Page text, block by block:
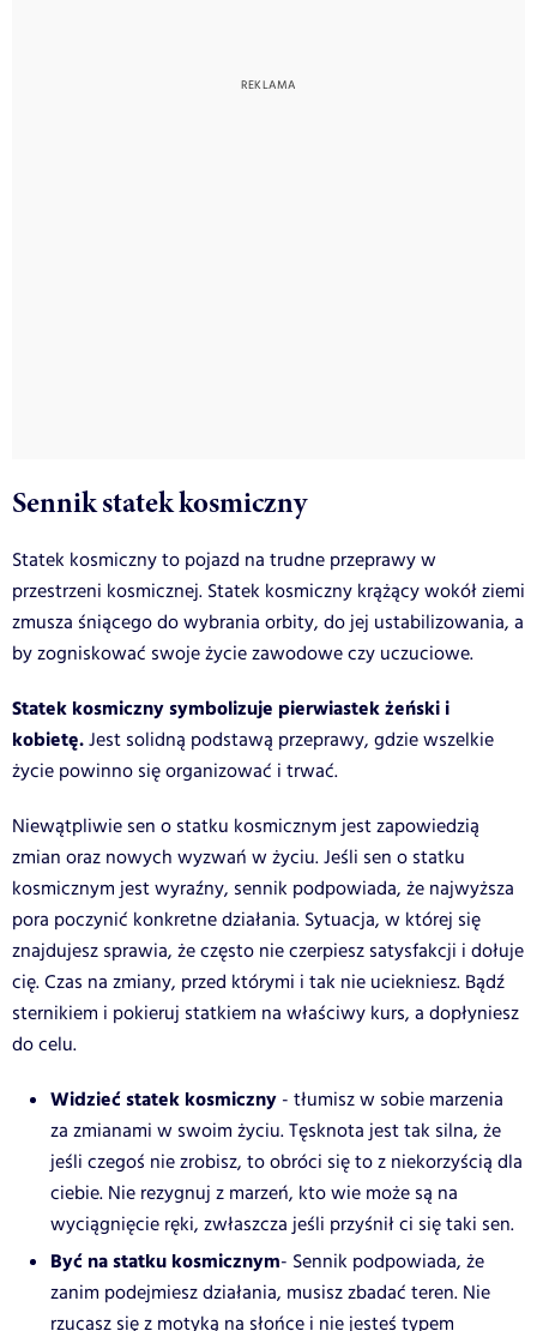
Sennik statek kosmiczny
Statek kosmiczny to pojazd na trudne przeprawy w
przestrzeni kosmicznej. Statek kosmiczny krążący wokół ziemi
zmusza śniącego do wybrania orbity, do jej ustabilizowania, a
by zogniskować swoje życie zawodowe czy uczuciowe.
Statek kosmiczny symbolizuje pierwiastek żeński i
kobietę.Jest solidną podstawą przeprawy, gdzie wszelkie
życie powinno się organizować i trwać.
Niewątpliwie sen o statku kosmicznym jest zapowiedzią
zmian oraz nowych wyzwań w życiu. Jeśli sen o statku
kosmicznym jest wyraźny, sennik podpowiada, że najwyższa
pora poczynić konkretne działania. Sytuacja, w której się
znajdujesz sprawia, że często nie czerpiesz satysfakcji i dołuje
cię. Czas na zmiany, przed którymi i tak nie uciekniesz. Bądź
sternikiem i pokieruj statkiem na właściwy kurs, a dopłyniesz
do celu.
Widzieć statek kosmiczny - tłumisz w sobie marzenia
za zmianami w swoim życiu. Tęsknota jest tak silna, że
jeśli czegoś nie zrobisz, to obróci się to z niekorzyścią dla
ciebie. Nie rezygnuj z marzeń, kto wie może są na
wyciągnięcie ręki, zwłaszcza jeśli przyśnił ci się taki sen.
Być na statku kosmicznym- Sennik podpowiada, że
zanim podejmiesz działania, musisz zbadać teren. Nie
rzucasz się z motyką na słońce i nie jesteś typem